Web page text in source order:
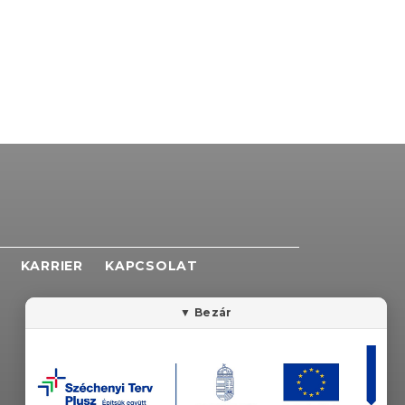
KARRIER KAPCSOLAT